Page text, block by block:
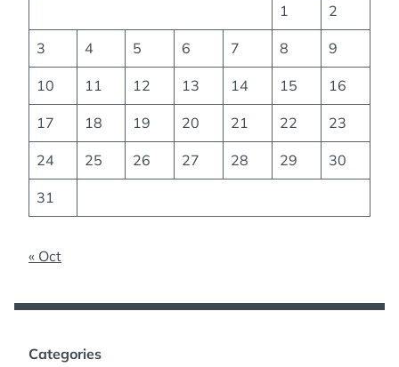
1 2
3 4 5 6 7 8 9
10 11 12 13 14 15 16
17 18 19 20 21 22 23
24 25 26 27 28 29 30
31
« Oct
Categories